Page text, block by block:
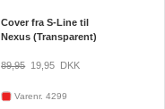
Cover fra S-Line til
Nexus (Transparent)
89,95 19,95 DKK
Varenr. 4299